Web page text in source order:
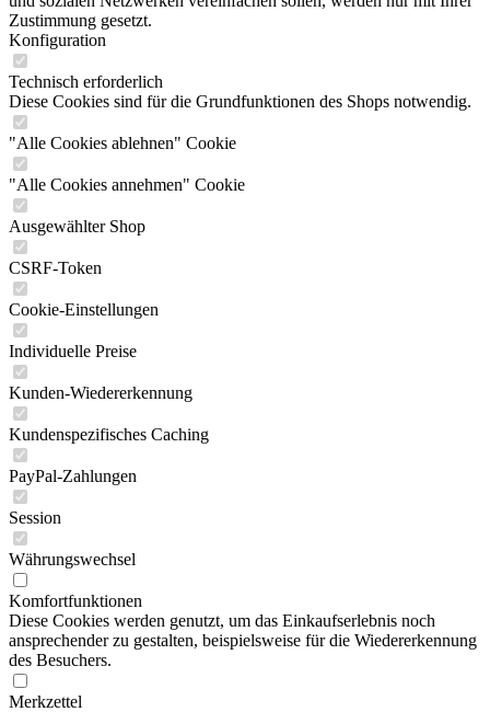
Zustimmung gesetzt.
Konfiguration
Technisch erforderlich
Diese Cookies sind für die Grundfunktionen des Shops notwendig.
"Alle Cookies ablehnen" Cookie
"Alle Cookies annehmen" Cookie
Ausgewählter Shop
CSRF-Token
Cookie-Einstellungen
Individuelle Preise
Kunden-Wiedererkennung
Kundenspezifisches Caching
PayPal-Zahlungen
Session
Währungswechsel
Komfortfunktionen
Diese Cookies werden genutzt, um das Einkaufserlebnis noch
ansprechender zu gestalten, beispielsweise für die Wiedererkennung
des Besuchers.
Merkzettel